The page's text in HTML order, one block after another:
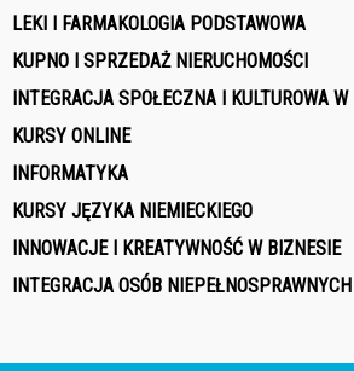
LEKI I FARMAKOLOGIA PODSTAWOWA
KUPNO I SPRZEDAŻ NIERUCHOMOŚCI
INTEGRACJA SPOŁECZNA I KULTUROWA
KURSY ONLINE
INFORMATYKA
KURSY JĘZYKA NIEMIECKIEGO
INNOWACJE I KREATYWNOŚĆ W BIZNESIE
INTEGRACJA OSÓB